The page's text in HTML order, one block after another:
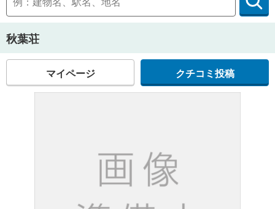
秋葉荘
マイページ クチコミ投稿